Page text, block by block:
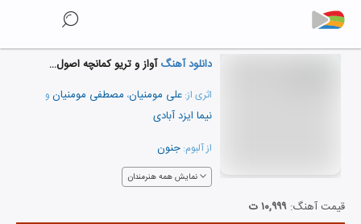
دانلود آهنگآواز و تریو کمانچه اصول عشق
اثری از: علی مومنیان، مصطفی مومنیان و
نیما ایزد آبادی
از آلبوم: جنون
نمایش همه هنرمندان
قیمت آهنگ: ۱۰,۹۹۹ ت